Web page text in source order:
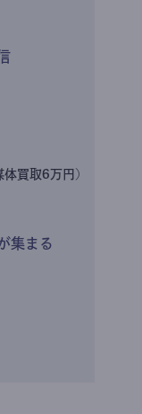
体買取6万円)
集まる